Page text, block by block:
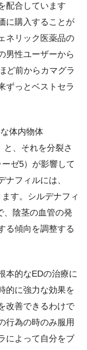
配合しています
に購入することが
ネリック医薬品の
男性ユーザーから
ど前からカマグラ
ずっとベストセラ
体内物体
、それを分裂さ
ゼ5）が影響して
ナフィルには、
す。シルデナフィ
、陰茎の血管の発
る傾向を調整する
本的なEDの治療に
的に強力な効果を
改善できるわけで
行為の時のみ服用
によって自分をブ